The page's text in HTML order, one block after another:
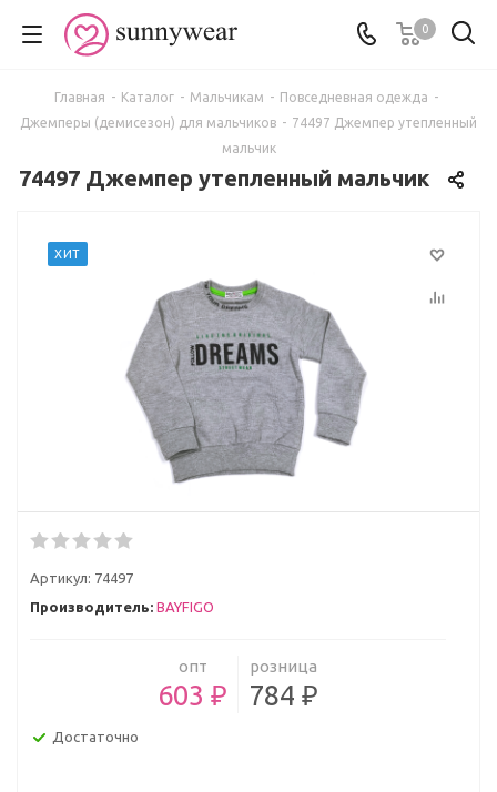
0
Главная - Каталог - Мальчикам - Повседневная одежда -
Джемперы (демисезон) для мальчиков - 74497 Джемпер утепленный
мальчик
74497 Джемпер утепленный мальчик
ХИТ
Артикул: 74497
Производитель: BAYFIGO
опт
603 ₽
розница
784 ₽
Достаточно